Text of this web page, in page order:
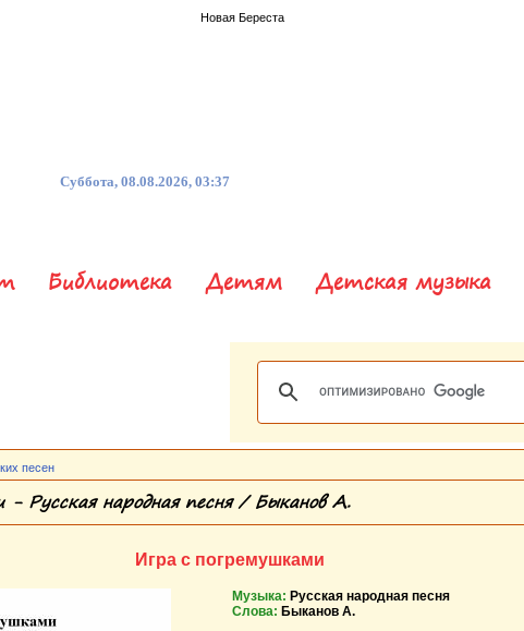
Суббота, 08.08.2026, 03:37
Библиотека Детям Детская музыка
песен
Русская народная песня / Быканов А.
Игра с погремушками
Музыка: Русская народная песня
Слова: Быканов А.